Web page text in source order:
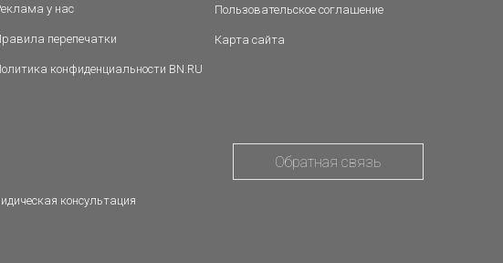
у нас
перепечатки
конфиденциальности BN.RU
Пользовательское соглашение
Карта сайта
консультация
Обратная связь